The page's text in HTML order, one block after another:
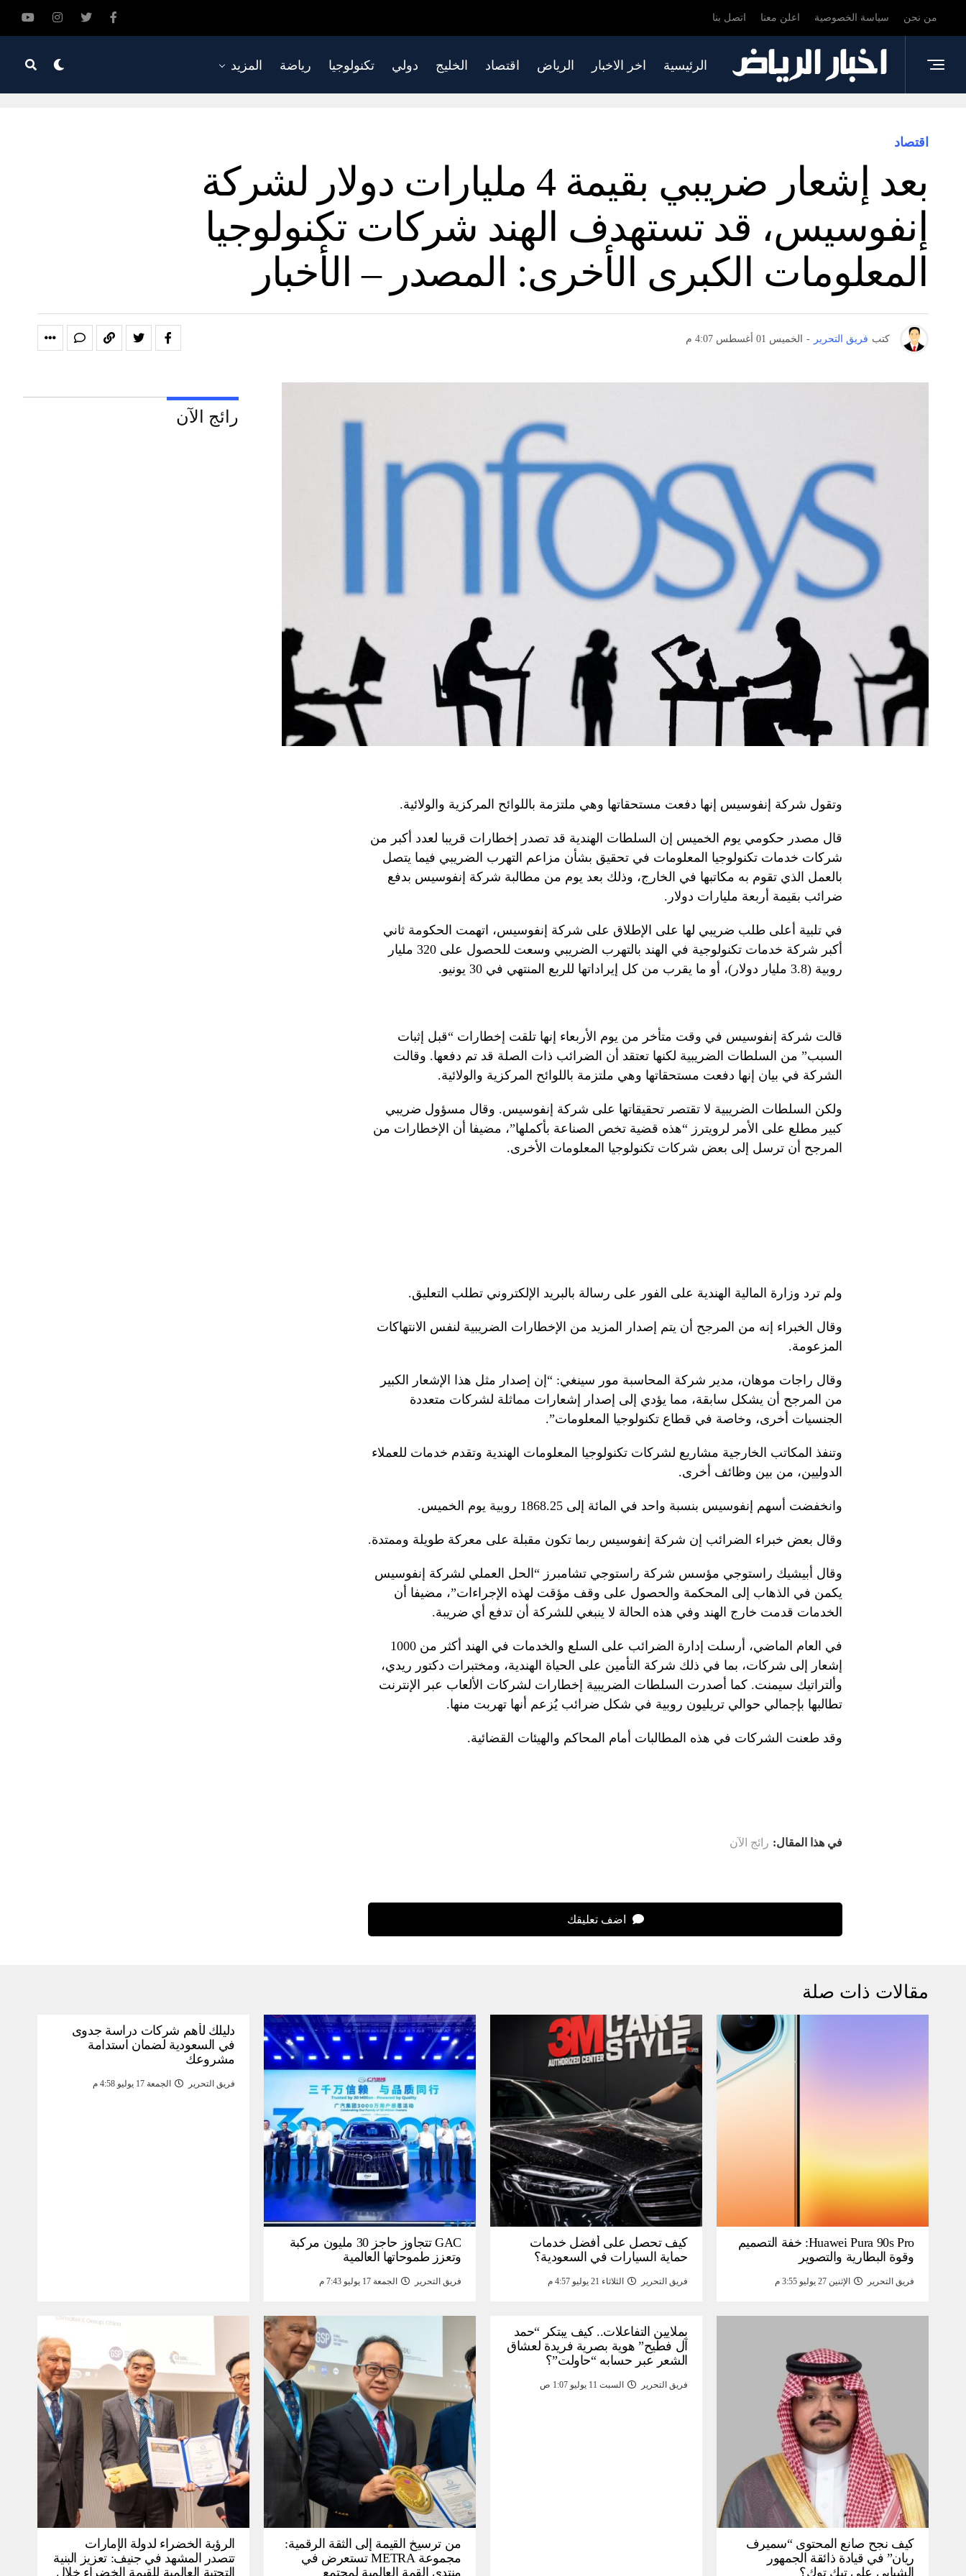
من نحن سياسة الخصوصية اعلن معنا اتصل بنا
الرئيسية اخر الاخبار الرياض اقتصاد الخليج دولي تكنولوجيا رياضة المزيد
اقتصاد
بعد إشعار ضريبي بقيمة 4 مليارات دولار لشركة
إنفوسيس، قد تستهدف الهند شركات تكنولوجيا
المعلومات الكبرى الأخرى: المصدر – الأخبار
كتب فريق التحرير - الخميس 01 أغسطس 4:07 م
وتقول شركة إنفوسيس إنها دفعت مستحقاتها وهي ملتزمة باللوائح المركزية والولائية.
قال مصدر حكومي يوم الخميس إن السلطات الهندية قد تصدر إخطارات قريبا لعدد أكبر من
شركات خدمات تكنولوجيا المعلومات في تحقيق بشأن مزاعم التهرب الضريبي فيما يتصل
بالعمل الذي تقوم به مكاتبها في الخارج، وذلك بعد يوم من مطالبة شركة إنفوسيس بدفع
ضرائب بقيمة أربعة مليارات دولار.
في تلبية أعلى طلب ضريبي لها على الإطلاق على شركة إنفوسيس، اتهمت الحكومة ثاني
أكبر شركة خدمات تكنولوجية في الهند بالتهرب الضريبي وسعت للحصول على 320 مليار
روبية (3.8 مليار دولار)، أو ما يقرب من كل إيراداتها للربع المنتهي في 30 يونيو.
قالت شركة إنفوسيس في وقت متأخر من يوم الأربعاء إنها تلقت إخطارات “قبل إثبات
السبب” من السلطات الضريبية لكنها تعتقد أن الضرائب ذات الصلة قد تم دفعها. وقالت
الشركة في بيان إنها دفعت مستحقاتها وهي ملتزمة باللوائح المركزية والولائية.
ولكن السلطات الضريبية لا تقتصر تحقيقاتها على شركة إنفوسيس. وقال مسؤول ضريبي
كبير مطلع على الأمر لرويترز “هذه قضية تخص الصناعة بأكملها”، مضيفا أن الإخطارات من
المرجح أن ترسل إلى بعض شركات تكنولوجيا المعلومات الأخرى.
ولم ترد وزارة المالية الهندية على الفور على رسالة بالبريد الإلكتروني تطلب التعليق.
وقال الخبراء إنه من المرجح أن يتم إصدار المزيد من الإخطارات الضريبية لنفس الانتهاكات
المزعومة.
وقال راجات موهان، مدير شركة المحاسبة مور سينغي: “إن إصدار مثل هذا الإشعار الكبير
من المرجح أن يشكل سابقة، مما يؤدي إلى إصدار إشعارات مماثلة لشركات متعددة
الجنسيات أخرى، وخاصة في قطاع تكنولوجيا المعلومات”.
وتنفذ المكاتب الخارجية مشاريع لشركات تكنولوجيا المعلومات الهندية وتقدم خدمات للعملاء
الدوليين، من بين وظائف أخرى.
وانخفضت أسهم إنفوسيس بنسبة واحد في المائة إلى 1868.25 روبية يوم الخميس.
وقال بعض خبراء الضرائب إن شركة إنفوسيس ربما تكون مقبلة على معركة طويلة وممتدة.
وقال أبيشيك راستوجي مؤسس شركة راستوجي تشامبرز “الحل العملي لشركة إنفوسيس
يكمن في الذهاب إلى المحكمة والحصول على وقف مؤقت لهذه الإجراءات”، مضيفا أن
الخدمات قدمت خارج الهند وفي هذه الحالة لا ينبغي للشركة أن تدفع أي ضريبة.
في العام الماضي، أرسلت إدارة الضرائب على السلع والخدمات في الهند أكثر من 1000
إشعار إلى شركات، بما في ذلك شركة التأمين على الحياة الهندية، ومختبرات دكتور ريدي،
وألتراتيك سيمنت. كما أصدرت السلطات الضريبية إخطارات لشركات الألعاب عبر الإنترنت
تطالبها بإجمالي حوالي تريليون روبية في شكل ضرائب يُزعم أنها تهربت منها.
وقد طعنت الشركات في هذه المطالبات أمام المحاكم والهيئات القضائية.
في هذا المقال: رائج الآن
اضف تعليقك
رائج الآن
مقالات ذات صلة
Huawei Pura 90s Pro: خفة التصميم
وقوة البطارية والتصوير
فريق التحرير الإثنين 27 يوليو 3:55 م
كيف تحصل على أفضل خدمات
حماية السيارات في السعودية؟
فريق التحرير الثلاثاء 21 يوليو 4:57 م
GAC تتجاوز حاجز 30 مليون مركبة
وتعزز طموحاتها العالمية
فريق التحرير الجمعة 17 يوليو 7:43 م
دليلك لأهم شركات دراسة جدوى
في السعودية لضمان استدامة
مشروعك
فريق التحرير الجمعة 17 يوليو 4:58 م
كيف نجح صانع المحتوى “سميرف
ريان” في قيادة ذائقة الجمهور
الشبابي على تيك توك؟
بملايين التفاعلات.. كيف يبتكر “حمد
آل فطيح” هوية بصرية فريدة لعشاق
الشعر عبر حسابه “حاولت”؟
فريق التحرير السبت 11 يوليو 1:07 ص
من ترسيخ القيمة إلى الثقة الرقمية:
مجموعة METRA تستعرض في
منتدى القمة العالمية لمجتمع
الرؤية الخضراء لدولة الإمارات
تتصدر المشهد في جنيف: تعزيز البنية
التحتية العالمية للقيمة الخضراء خلال